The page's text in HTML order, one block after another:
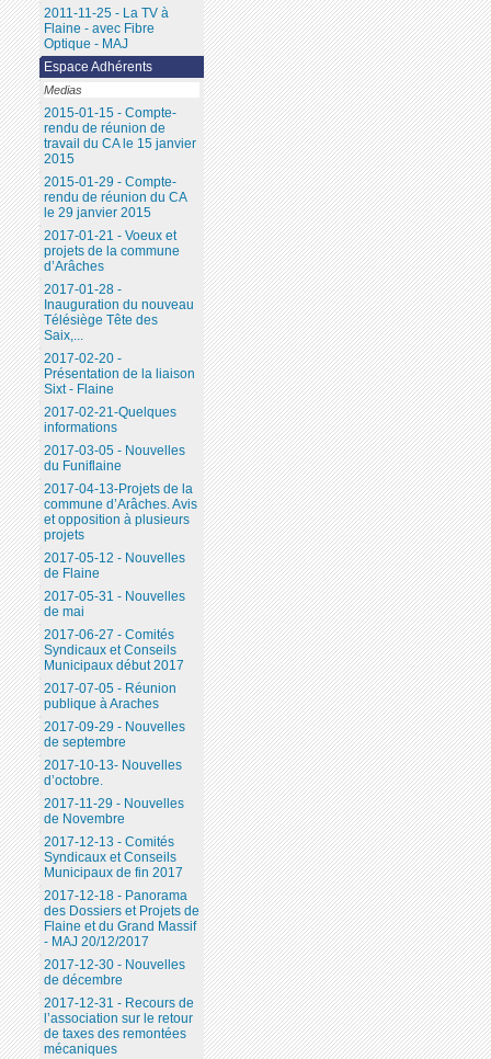
2011-11-25 - La TV à
Flaine - avec Fibre
Optique - MAJ
Espace Adhérents
Medias
2015-01-15 - Compte-
rendu de réunion de
travail du CA le 15 janvier
2015
2015-01-29 - Compte-
rendu de réunion du CA
le 29 janvier 2015
2017-01-21 - Voeux et
projets de la commune
d’Arâches
2017-01-28 -
Inauguration du nouveau
Télésiège Tête des
Saix,...
2017-02-20 -
Présentation de la liaison
Sixt - Flaine
2017-02-21-Quelques
informations
2017-03-05 - Nouvelles
du Funiflaine
2017-04-13-Projets de la
commune d’Arâches. Avis
et opposition à plusieurs
projets
2017-05-12 - Nouvelles
de Flaine
2017-05-31 - Nouvelles
de mai
2017-06-27 - Comités
Syndicaux et Conseils
Municipaux début 2017
2017-07-05 - Réunion
publique à Araches
2017-09-29 - Nouvelles
de septembre
2017-10-13- Nouvelles
d’octobre.
2017-11-29 - Nouvelles
de Novembre
2017-12-13 - Comités
Syndicaux et Conseils
Municipaux de fin 2017
2017-12-18 - Panorama
des Dossiers et Projets de
Flaine et du Grand Massif
- MAJ 20/12/2017
2017-12-30 - Nouvelles
de décembre
2017-12-31 - Recours de
l’association sur le retour
de taxes des remontées
mécaniques